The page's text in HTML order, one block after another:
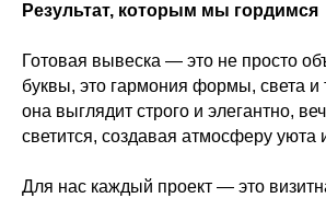
Результат, которым мы гордимся
Готовая вывеска — это не просто
буквы, это гармония формы, света и
она выглядит строго и элегантно,
светится, создавая атмосферу уюта
Для нас каждый проект — это